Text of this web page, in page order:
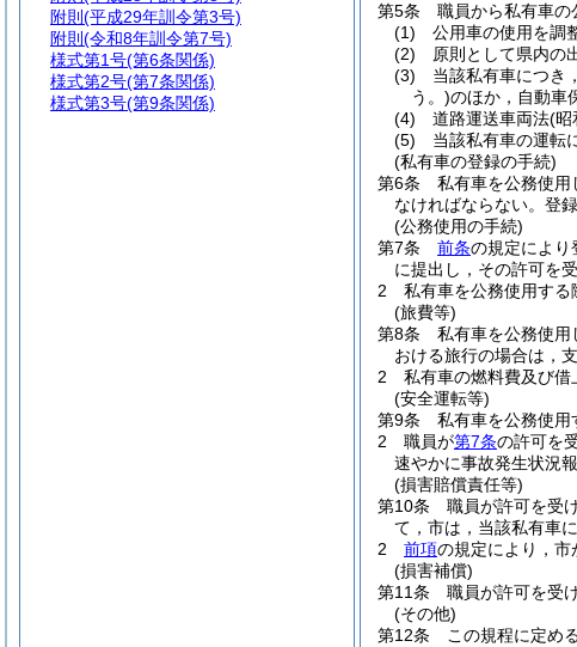
第5条
職員から私有車の
(1)
公用車の使用を調
(2)
原則として県内の
(3)
当該私有車につき
う。)のほか，自動車
(4)
道路運送車両法(昭
(5)
当該私有車の運転
(私有車の登録の手続)
第6条
私有車を公務使用
なければならない。 登
(公務使用の手続)
第7条
前条の規定により
に提出し，その許可を
2
私有車を公務使用する
(旅費等)
第8条
私有車を公務使用
おける旅行の場合は，支
2
私有車の燃料費及び借
(安全運転等)
第9条
私有車を公務使用
2
職員が第7条の許可を
速やかに事故発生状況
(損害賠償責任等)
第10条
職員が許可を受
て，市は，当該私有車
2
前項の規定により，市
(損害補償)
第11条
職員が許可を受
(その他)
第12条
この規程に定め
附則 (平成29年訓令第3号)
附則 (令和8年訓令第7号)
様式第1号(第6条関係)
様式第2号(第7条関係)
様式第3号(第9条関係)